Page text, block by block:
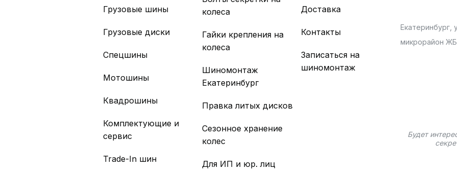
Грузовые шины
Грузовые диски
Спецшины
Мотошины
Квадрошины
Комплектующие и
сервис
Trade-In шин
колеса
Гайки крепления на
колеса
Шиномонтаж
Екатеринбург
Правка литых дисков
Сезонное хранение
колес
Для ИП и юр. лиц
Доставка
Контакты
Записаться на
шиномонтаж
Екатеринбург,
микрорайон
Будет